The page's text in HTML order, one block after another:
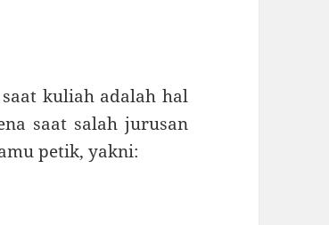
kuliah adalah hal
saat salah jurusan
petik, yakni: